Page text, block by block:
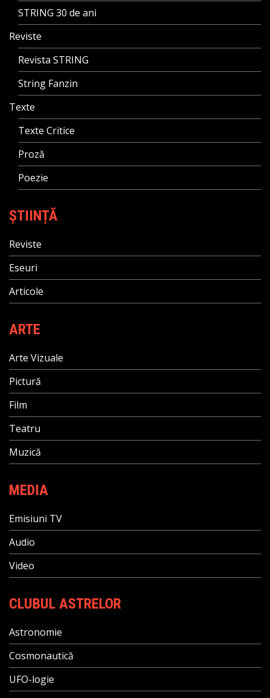
STRING 30 de ani
Reviste
Revista STRING
String Fanzin
Texte
Texte Critice
Proză
Poezie
ȘTIINȚĂ
Reviste
Eseuri
Articole
ARTE
Arte Vizuale
Pictură
Film
Teatru
Muzică
MEDIA
Emisiuni TV
Audio
Video
CLUBUL ASTRELOR
Astronomie
Cosmonautică
UFO-logie